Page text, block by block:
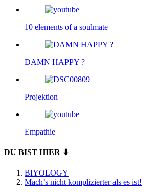
10 elements of a soulmate
DAMN HAPPY ?
Projektion
Empathie
DU BIST HIER ⬇
BIYOLOGY
Mach’s nicht komplizierter als es ist!